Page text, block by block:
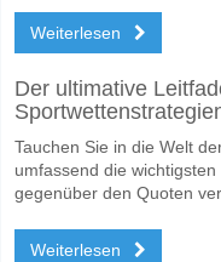
Weiterlesen
Der ultimative
Tauchen Sie in die Welt
umfassend die
gegenüber den Quoten
Weiterlesen